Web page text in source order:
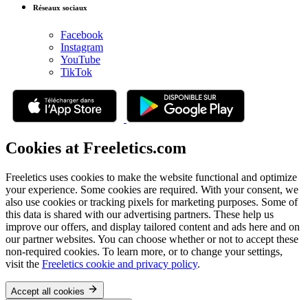
Réseaux sociaux
Facebook
Instagram
YouTube
TikTok
Cookies at Freeletics.com
Freeletics uses cookies to make the website functional and optimize
your experience. Some cookies are required. With your consent, we
also use cookies or tracking pixels for marketing purposes. Some of
this data is shared with our advertising partners. These help us
improve our offers, and display tailored content and ads here and on
our partner websites. You can choose whether or not to accept these
non-required cookies. To learn more, or to change your settings,
visit the Freeletics cookie and privacy policy.
Accept all cookies